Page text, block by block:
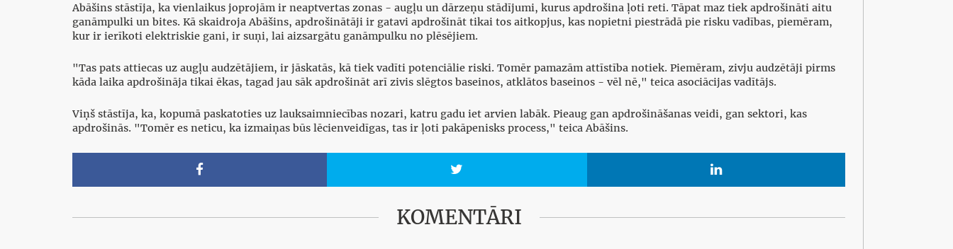
Abāšins stāstīja, ka vienlaikus joprojām ir neaptvertas zonas - augļu un dārzeņu stādījumi, kurus apdrošina ļoti reti. Tāpat maz tiek apdrošināti aitu
ganāmpulki un bites. Kā skaidroja Abāšins, apdrošinātāji ir gatavi apdrošināt tikai tos aitkopjus, kas nopietni piestrādā pie risku vadības, piemēram,
kur ir ierīkoti elektriskie gani, ir suņi, lai aizsargātu ganāmpulku no plēsējiem.
"Tas pats attiecas uz augļu audzētājiem, ir jāskatās, kā tiek vadīti potenciālie riski. Tomēr pamazām attīstība notiek. Piemēram, zivju audzētāji pirms
kāda laika apdrošināja tikai ēkas, tagad jau sāk apdrošināt arī zivis slēgtos baseinos, atklātos baseinos - vēl nē," teica asociācijas vadītājs.
Viņš stāstīja, ka, kopumā paskatoties uz lauksaimniecības nozari, katru gadu iet arvien labāk. Pieaug gan apdrošināšanas veidi, gan sektori, kas
apdrošinās. "Tomēr es neticu, ka izmaiņas būs lēcienveidīgas, tas ir ļoti pakāpenisks process," teica Abāšins.
  
KOMENTĀRI